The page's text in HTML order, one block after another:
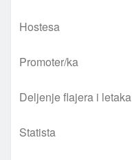
Hostesa
Promoter/ka
Deljenje flajera i letaka
Statista